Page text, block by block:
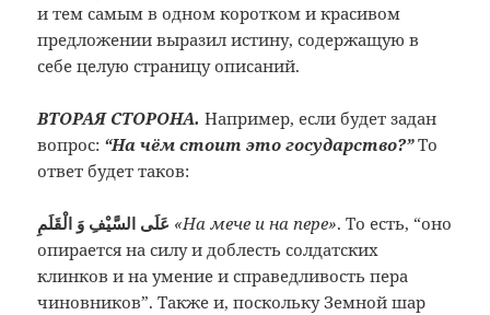
и тем самым в одном коротком и красивом
предложении выразил истину, содержащую в
себе целую страницу описаний.
ВТОРАЯ СТОРОНА. Например, если будет задан
вопрос: “На чём стоит это государство?”То
ответ будет таков:
«На мече и на пере». То есть, “оно
опирается на силу и доблесть солдатских
клинков и на умение и справедливость пера
чиновников”. Также и, поскольку Земной шар